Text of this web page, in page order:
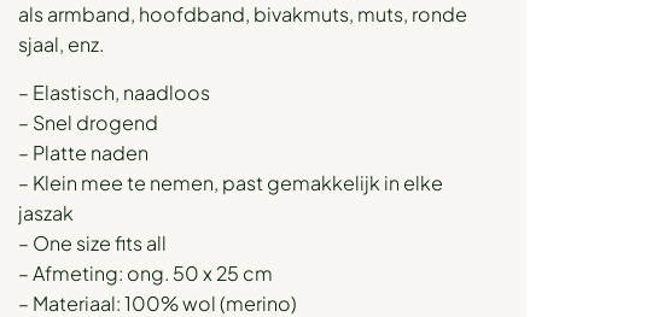
als armband, hoofdband, bivakmuts, muts, ronde
sjaal, enz.
– Elastisch, naadloos
– Snel drogend
– Platte naden
– Klein mee te nemen, past gemakkelijk in elke
jaszak
– One size fits all
– Afmeting: ong. 50 x 25 cm
– Materiaal: 100% wol (merino)